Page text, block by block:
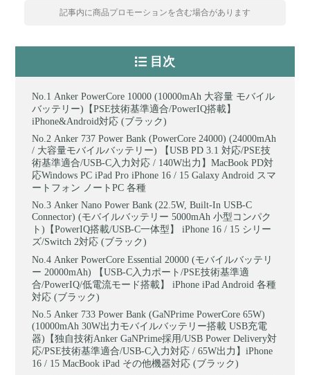
記事内に商品プロモーションを含む場合があります
目次
Anker PowerCore 10000 (10000mAh 大容量 モバイル
バッテリー)【PSE技術基準適合/PowerIQ搭載】
iPhone&Android対応 (ブラック)
Anker 737 Power Bank (PowerCore 24000) (24000mAh
/ 大容量モバイルバッテリー) 【USB PD 3.1 対応/PSE技
術基準適合/USB-C入力対応 / 140W出力】MacBook PD対
応Windows PC iPad Pro iPhone 16 / 15 Galaxy Android スマ
ートフォン ノートPC 各種
Anker Nano Power Bank (22.5W, Built-In USB-C
Connector) (モバイルバッテリー 5000mAh 小型コンパク
ト)【PowerIQ搭載/USB-C一体型】 iPhone 16 / 15 シリー
ズ/Switch 2対応 (ブラック)
Anker PowerCore Essential 20000 (モバイルバッテリ
ー 20000mAh) 【USB-C入力ポート/PSE技術基準適
合/PowerIQ/低電流モード搭載】 iPhone iPad Android 各種
対応 (ブラック)
Anker 733 Power Bank (GaNPrime PowerCore 65W)
(10000mAh 30W出力モバイルバッテリー搭載 USB充電
器)【独自技術Anker GaNPrime採用/USB Power Delivery対
応/PSE技術基準適合/USB-C入力対応 / 65W出力】iPhone
16 / 15 MacBook iPad その他機器対応 (ブラック)